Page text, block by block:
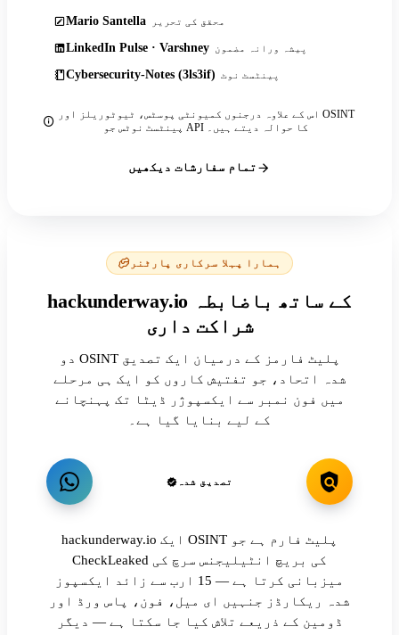
Mario Santella محقق کی تحریر
LinkedIn Pulse · Varshney پیشہ ورانہ مضمون
Cybersecurity-Notes (3ls3if) پینٹسٹ نوٹ
اس کے علاوہ درجنوں کمیونٹی پوسٹس، ٹیوٹوریلز اور OSINT
پینٹسٹ نوٹس جو API کا حوالہ دیتے ہیں۔
تمام سفارشات دیکھیں
ہمارا پہلا سرکاری پارٹنر
hackunderway.io کے ساتھ باضابطہ
شراکت داری
دو OSINT پلیٹ فارمز کے درمیان ایک تصدیق
شدہ اتحاد، جو تفتیش کاروں کو ایک ہی مرحلے
میں فون نمبر سے ایکسپوژر ڈیٹا تک پہنچانے
کے لیے بنایا گیا ہے۔
تصدیق شدہ
hackunderway.io ایک OSINT پلیٹ فارم ہے جو
CheckLeaked کی بریچ انٹیلیجنس سرچ کی
میزبانی کرتا ہے — 15 ارب سے زائد ایکسپوز
شدہ ریکارڈز جنہیں ای میل، فون، پاس ورڈ اور
ڈومین کے ذریعے تلاش کیا جا سکتا ہے — دیگر